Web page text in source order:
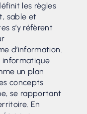
les règles
sable et
s’y réfèrent
d’information.
informatique
un plan
concepts
se rapportant
En